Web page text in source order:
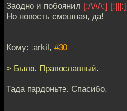
Заодно и побоянил [:/\/\/\:] [:|||:]
Но новость смешная, да!
Кому: tarkil, #30
> Было. Православный.
Тада пардоньте. Спасибо.